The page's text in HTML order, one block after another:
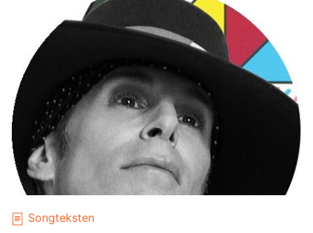
Songteksten